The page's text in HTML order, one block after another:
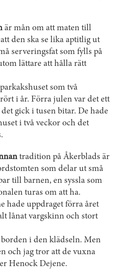
är mån om att maten till
den ska se lika aptitlig ut
serveringsfat som fylls på
lättare att hålla rätt
som två
i år. Förra julen var det ett
gick i tusen bitar. De hade
i två veckor och det
tradition på Åkerblads är
som delar ut små
till barnen, en syssla som
turas om att ha.
hade uppdraget förra året
lånat vargskinn och stort
i den klädseln. Men
och jag tror att de vuxna
Henock Dejene.